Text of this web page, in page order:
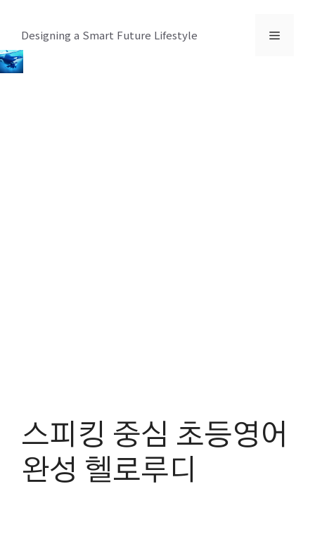
츠
로
Designing a Smart Future Lifestyle 메
스피킹 중심 초등영어
완성 헬로루디